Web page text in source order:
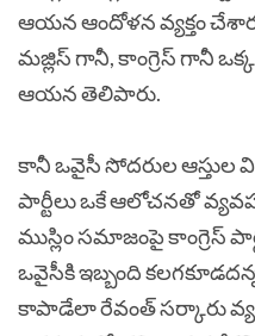
ఆయన ఆందోళన వ్యక్తం
మజ్లిస్ గానీ, కాంగ్రెస్ గానీ
ఆయన తెలిపారు.
కానీ ఒవైసీ సోదరుల
పార్టీలు ఒకే ఆలోచనతో
ముస్లిం సమాజంపై కాంగ్రెస్
ఒవైసీకి ఇబ్బంది
కాపాడేలా రేవంత్ సర్కారు